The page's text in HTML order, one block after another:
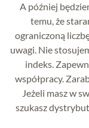
A później
temu, że
ograniczoną
uwagi. Nie
indeks.
współpracy.
Jeżeli masz w
szukasz